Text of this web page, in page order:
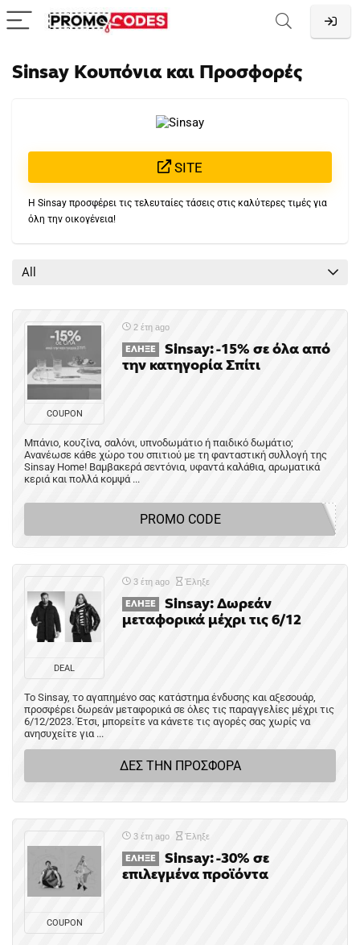
Sinsay Κουπόνια και Προσφορές
SITE
H Sinsay προσφέρει τις τελευταίες τάσεις στις καλύτερες τιμές για
όλη την οικογένεια!
All
COUPON
2 έτη ago
ΈΛΗΞΕ
Sinsay: -15% σε όλα από
την κατηγορία Σπίτι
Μπάνιο, κουζίνα, σαλόνι, υπνοδωμάτιο ή παιδικό δωμάτιο;
Ανανέωσε κάθε χώρο του σπιτιού με τη φανταστική συλλογή της
Sinsay Home! Βαμβακερά σεντόνια, υφαντά καλάθια, αρωματικά
κεριά και πολλά κομψά ...
PROMO CODE
DEAL
3 έτη ago Έληξε
ΈΛΗΞΕ
Sinsay: Δωρεάν
μεταφορικά μέχρι τις 6/12
Το Sinsay, το αγαπημένο σας κατάστημα ένδυσης και αξεσουάρ,
προσφέρει δωρεάν μεταφορικά σε όλες τις παραγγελίες μέχρι τις
6/12/2023. Έτσι, μπορείτε να κάνετε τις αγορές σας χωρίς να
ανησυχείτε για ...
ΔΕΣ ΤΗΝ ΠΡΟΣΦΟΡΑ
COUPON
3 έτη ago Έληξε
ΈΛΗΞΕ
Sinsay: -30% σε
επιλεγμένα προϊόντα